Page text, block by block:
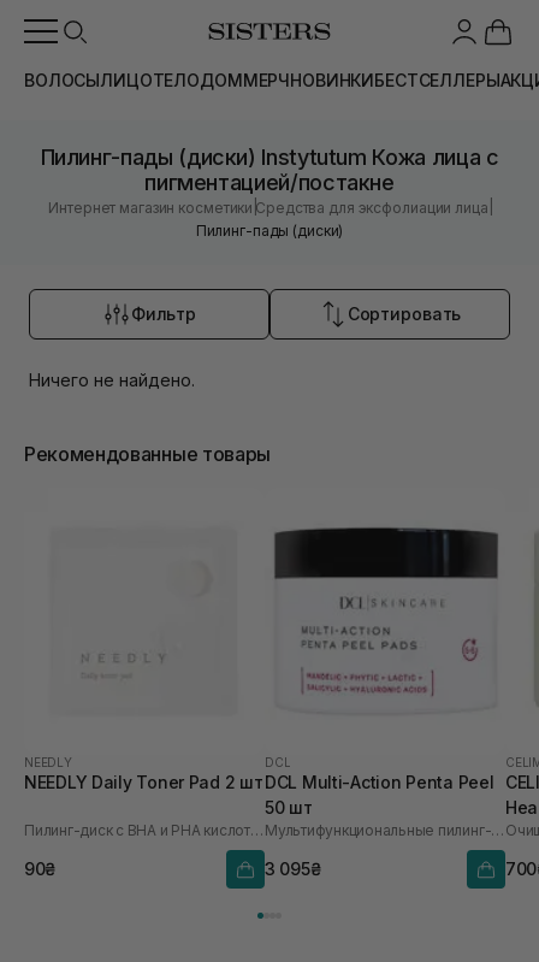
ВОЛОСЫЛИЦОТЕЛОДОММЕРЧНОВИНКИБЕСТСЕЛЛЕРЫ
Пилинг-пады (диски) Instytutum Кожа лица с
пигментацией/постакне
Интернет магазин косметики |Средства для эксфолиации лица
Пилинг-пады (диски)
Фильтр Сортировать
Ничего не найдено.
Рекомендованные товары
NEEDLY
NEEDLY Daily Toner Pad 2 шт
Пилинг-диск с BHA и PHA кислотами
90₴
DCL
DCL Multi-Action Penta Peel
50 шт
Мультифункциональные пилинг-пады для лица
3 095₴
60